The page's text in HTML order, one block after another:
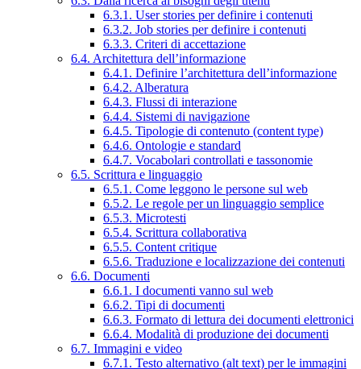
6.3.1. User stories per definire i contenuti
6.3.2. Job stories per definire i contenuti
6.3.3. Criteri di accettazione
6.4. Architettura dell’informazione
6.4.1. Definire l’architettura dell’informazione
6.4.2. Alberatura
6.4.3. Flussi di interazione
6.4.4. Sistemi di navigazione
6.4.5. Tipologie di contenuto (content type)
6.4.6. Ontologie e standard
6.4.7. Vocabolari controllati e tassonomie
6.5. Scrittura e linguaggio
6.5.1. Come leggono le persone sul web
6.5.2. Le regole per un linguaggio semplice
6.5.3. Microtesti
6.5.4. Scrittura collaborativa
6.5.5. Content critique
6.5.6. Traduzione e localizzazione dei contenuti
6.6. Documenti
6.6.1. I documenti vanno sul web
6.6.2. Tipi di documenti
6.6.3. Formato di lettura dei documenti elettronici
6.6.4. Modalità di produzione dei documenti
6.7. Immagini e video
6.7.1. Testo alternativo (alt text) per le immagini